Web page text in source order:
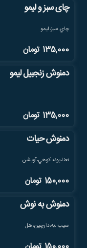
چای سبز و لیمو
چاي سبز،ليمو
135,000 تومان
دمنوش زنجبيل ليمو
135,000 تومان
دمنوش حیات
نعنا،پونه كوهي،آويشن
150,000 تومان
دمنوش به نوش
سيب ،به،دارچين،هل